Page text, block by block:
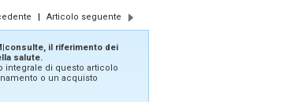
| Articolo seguente
il riferimento dei
salute.
integrale di questo articolo
o un acquisto